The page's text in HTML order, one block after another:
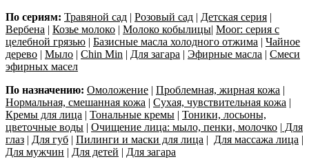
По сериям: Травяной сад | Розовый сад | Детская серия |
Вербена | Козье молоко | Молоко кобылицы| Moor: серия с
целебной грязью | Базисные масла холодного отжима | Чайное
дерево | Мыло | Chin Min | Для загара | Эфирные масла | Смеси
эфирных масел
По назначению: Омоложение | Проблемная, жирная кожа |
Нормальная, смешанная кожа | Сухая, чувствительная кожа |
Кремы для лица | Тональные кремы | Тоники, лосьоны,
цветочные воды | Очищение лица: мыло, пенки, молочко | Для
глаз | Для губ | Пилинги и маски для лица | Для массажа лица |
Для мужчин | Для детей | Для загара